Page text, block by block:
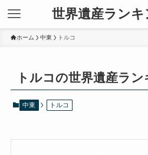
世界遺産ラン
ホーム 中東 トルコ
トルコの世界遺産ラ
中東 トルコ